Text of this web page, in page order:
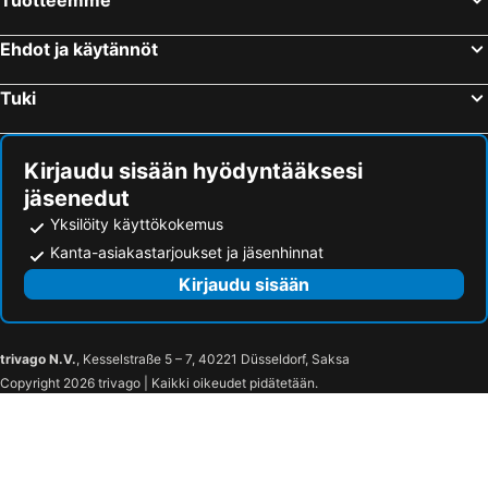
Oulu, Pohjois-Suomi Hotellit
Jyväskylä, Länsi-Suomi Hotellit
Rovaniemi, Lappi Hotellit
Ehdot ja käytännöt
Tuki
Kirjaudu sisään hyödyntääksesi
jäsenedut
Yksilöity käyttökokemus
Kanta-asiakastarjoukset ja jäsenhinnat
Kirjaudu sisään
trivago N.V., Kesselstraße 5 – 7, 40221 Düsseldorf, Saksa
Copyright 2026 trivago | Kaikki oikeudet pidätetään.